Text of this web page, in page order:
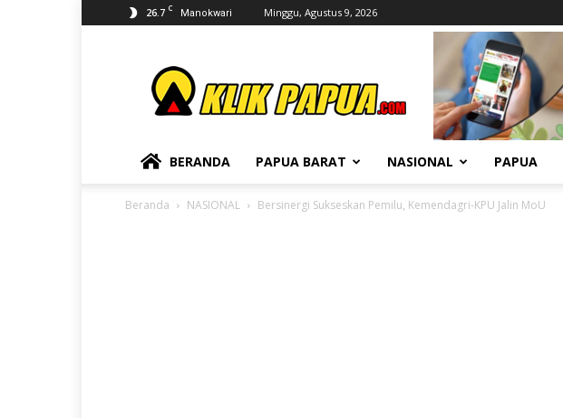
26.7 C Manokwari Minggu, Agustus 9, 2026
BERANDA PAPUA BARAT NASIONAL PAPUA
Beranda NASIONAL Bersinergi Sukseskan Pemilu, Kemendagri-KPU Jalin MoU